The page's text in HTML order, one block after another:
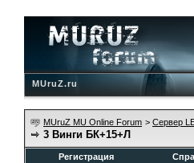
MUruZ.ru
MUruZ MU Online Forum > Сервер
3 Винги БК+15+Л
Регистрация